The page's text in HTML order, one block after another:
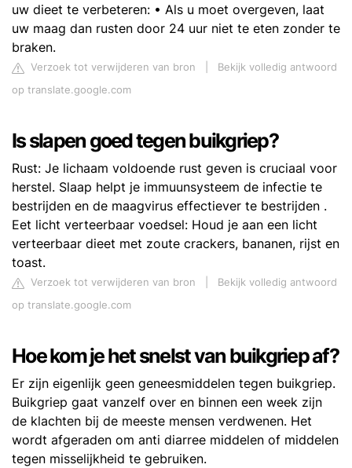
uw dieet te verbeteren: • Als u moet overgeven, laat
uw maag dan rusten door 24 uur niet te eten zonder te
braken.
Verzoek tot verwijderen van bron
Bekijk volledig antwoord
op translate.google.com
Is slapen goed tegen buikgriep?
Rust: Je lichaam voldoende rust geven is cruciaal voor
herstel. Slaap helpt je immuunsysteem de infectie te
bestrijden en de maagvirus effectiever te bestrijden .
Eet licht verteerbaar voedsel: Houd je aan een licht
verteerbaar dieet met zoute crackers, bananen, rijst en
toast.
Verzoek tot verwijderen van bron
Bekijk volledig antwoord
op translate.google.com
Hoe kom je het snelst van buikgriep af?
Er zijn eigenlijk geen geneesmiddelen tegen buikgriep.
Buikgriep gaat vanzelf over en binnen een week zijn
de klachten bij de meeste mensen verdwenen. Het
wordt afgeraden om anti diarree middelen of middelen
tegen misselijkheid te gebruiken.